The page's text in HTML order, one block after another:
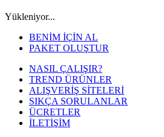
Yükleniyor...
BENİM İÇİN AL
PAKET OLUŞTUR
NASIL ÇALIŞIR?
TREND ÜRÜNLER
ALIŞVERİŞ SİTELERİ
SIKÇA SORULANLAR
ÜCRETLER
İLETİŞİM